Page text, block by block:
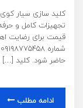
کلید سازی سیار کوی
تجهیزات کامل و
قیمت برای رضایت
حاضر شود. کلید […]
ادامه مطلب